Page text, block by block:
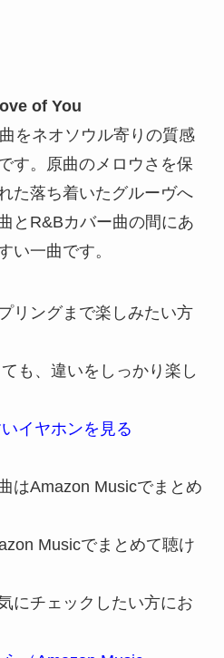
of You
をネオソウル寄りの質感
す。原曲のメロウさを保
た落ち着いたグルーヴへ
とR&Bカバー曲の間にあ
い一曲です。
リングまで楽しみたい方
も、違いをしっかり楽し
イヤホンを見る
はAmazon Musicでまとめ
Musicでまとめて聴け
にチェックしたい方にお